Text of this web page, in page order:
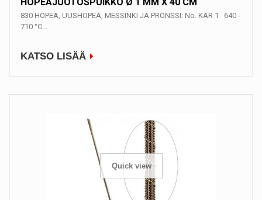
830 HOPEA, UUSHOPEA, MESSINKI JA PRONSSI: No. KAR 1 640 -
710 °C...
KATSO LISÄÄ
Quick view